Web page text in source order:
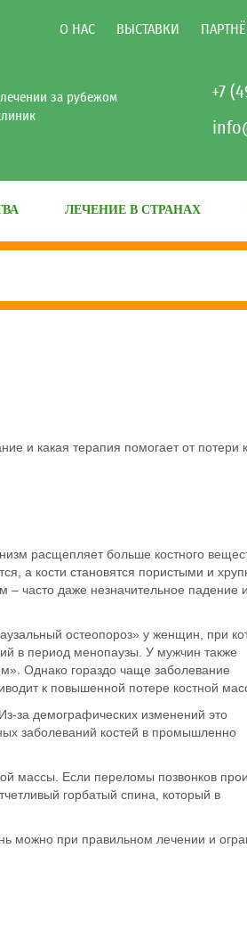
О НАС ВЫСТАВКИ
за рубежом
+7
ЛЕЧЕНИЕ В СТРАНАХ
и какая терапия помогает от потери
расщепляет больше костного
а кости становятся пористыми и
– часто даже незначительное падение
остеопороз» у женщин, при
в период менопаузы. У мужчин также
Однако гораздо чаще заболевание
к повышенной потере костной
за демографических изменений это
заболеваний костей в промышленно
массы. Если переломы позвонков
горбатый спина, который в
можно при правильном лечении и